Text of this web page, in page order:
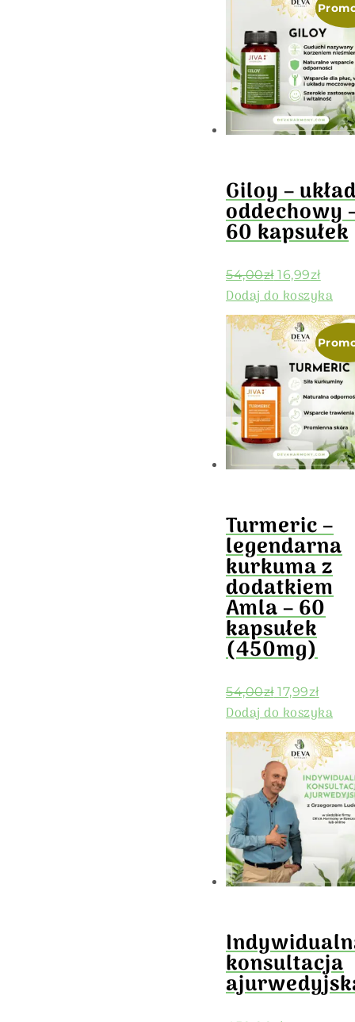
Giloy –
oddechowy
60 kapsułek
54,00zł 16,99zł
Dodaj do koszyka
Turmeric –
legendarna
kurkuma z
dodatkiem
Amla – 60
kapsułek
(450mg)
54,00zł 17,99zł
Dodaj do koszyka
konsultacja